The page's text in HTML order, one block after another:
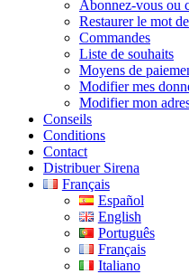
Abonnez-vous ou
Restaurer le mot
Commandes
Liste de souhaits
Moyens de
Modifier mes
Modifier mon
Conseils
Conditions
Contact
Distribuer Sirena
Français
Español
English
Português
Français
Italiano